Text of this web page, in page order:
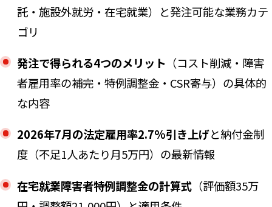
託・施設外就労・在宅就業）と発注可能な業務カテ
ゴリ
発注で得られる4つのメリット （コスト削減・障害
者雇用率の補完・特例調整金・CSR寄与）の具体的
な内容
2026年7月の法定雇用率2.7%引き上げと納付金制
度（不足1人あたり月5万円）の最新情報
在宅就業障害者特例調整金の計算式（評価額35万